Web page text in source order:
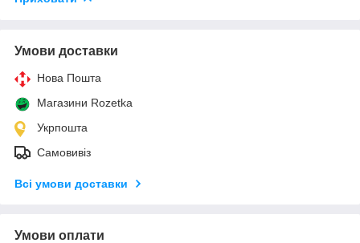
Умови доставки
Нова Пошта
Магазини Rozetka
Укрпошта
Самовивіз
Всі умови доставки
Умови оплати